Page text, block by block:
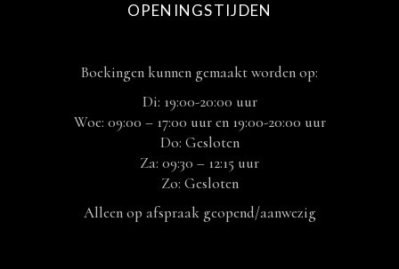
OPENINGSTIJDEN
Boekingen kunnen gemaakt worden op:
Di: 19:00-20:00 uur
Woe: 09:00 – 17:00 uur en 19:00-20:00 uur
Do: Gesloten
Za: 09:30 – 12:15 uur
Zo: Gesloten
Alleen op afspraak geopend/aanwezig